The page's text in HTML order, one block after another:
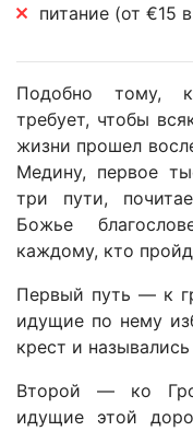
питание (от €15
Подобно тому,
требует, чтобы
жизни прошел
Медину, первое
три пути,
Божье
каждому, кто
Первый путь — к
идущие по нему
крест и
Второй — ко
идущие этой